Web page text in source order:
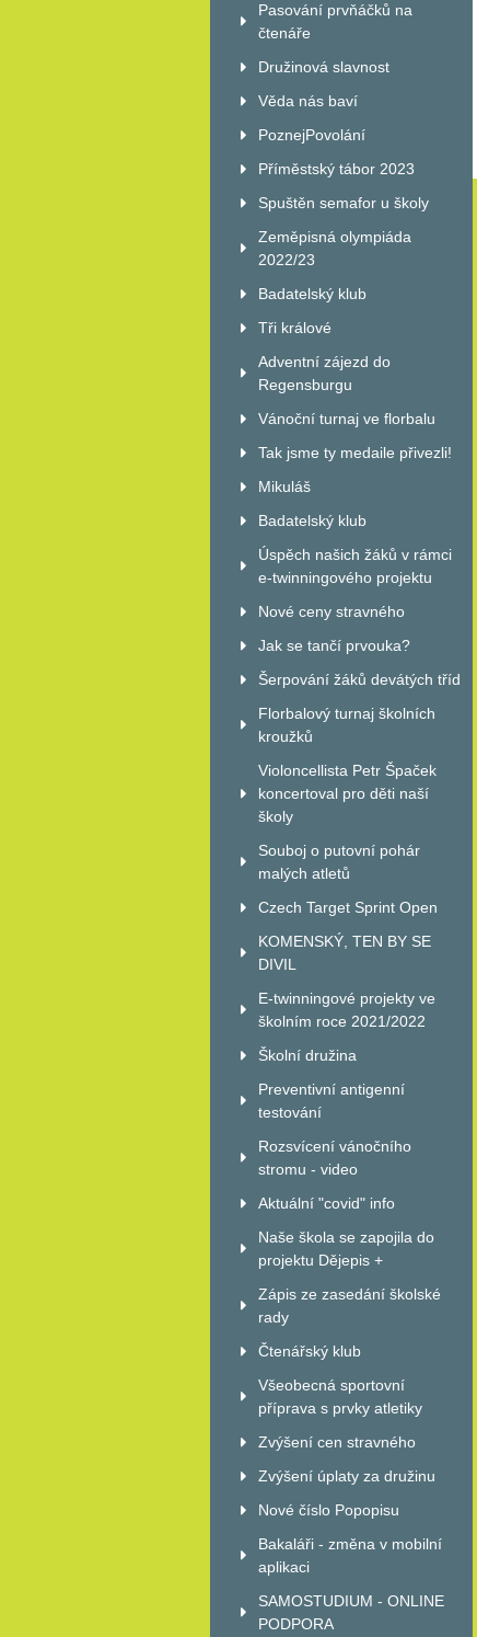
Pasování prvňáčků na
čtenáře
Družinová slavnost
Věda nás baví
PoznejPovolání
Příměstský tábor 2023
Spuštěn semafor u školy
Zeměpisná olympiáda
2022/23
Badatelský klub
Tři králové
Adventní zájezd do
Regensburgu
Vánoční turnaj ve florbalu
Tak jsme ty medaile přivezli!
Mikuláš
Badatelský klub
Úspěch našich žáků v rámci
e-twinningového projektu
Nové ceny stravného
Jak se tančí prvouka?
Šerpování žáků devátých tříd
Florbalový turnaj školních
kroužků
Violoncellista Petr Špaček
koncertoval pro děti naší
školy
Souboj o putovní pohár
malých atletů
Czech Target Sprint Open
KOMENSKÝ, TEN BY SE
DIVIL
E-twinningové projekty ve
školním roce 2021/2022
Školní družina
Preventivní antigenní
testování
Rozsvícení vánočního
stromu - video
Aktuální "covid" info
Naše škola se zapojila do
projektu Dějepis +
Zápis ze zasedání školské
rady
Čtenářský klub
Všeobecná sportovní
příprava s prvky atletiky
Zvýšení cen stravného
Zvýšení úplaty za družinu
Nové číslo Popopisu
Bakaláři - změna v mobilní
aplikaci
SAMOSTUDIUM - ONLINE
PODPORA